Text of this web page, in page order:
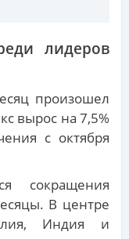
лидеров
произошел
вырос на 7,5%
с октября
сокращения
В центре
Индия и